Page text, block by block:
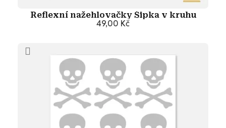
Reflexní nažehlovačky Šipka v kruhu
49,00 Kč
Přidat do košíku